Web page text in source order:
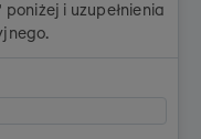
poniżej i uzupełnienia